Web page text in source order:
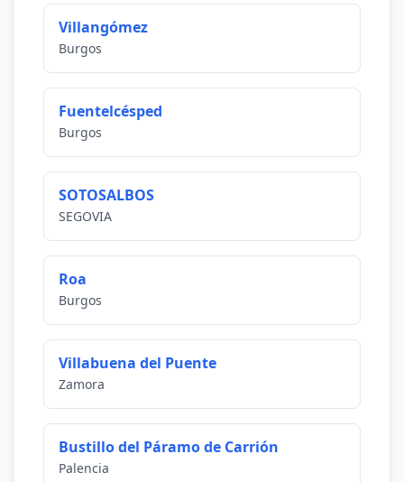
Villangómez
Burgos
Fuentelcésped
Burgos
SOTOSALBOS
SEGOVIA
Roa
Burgos
Villabuena del Puente
Zamora
Bustillo del Páramo de Carrión
Palencia